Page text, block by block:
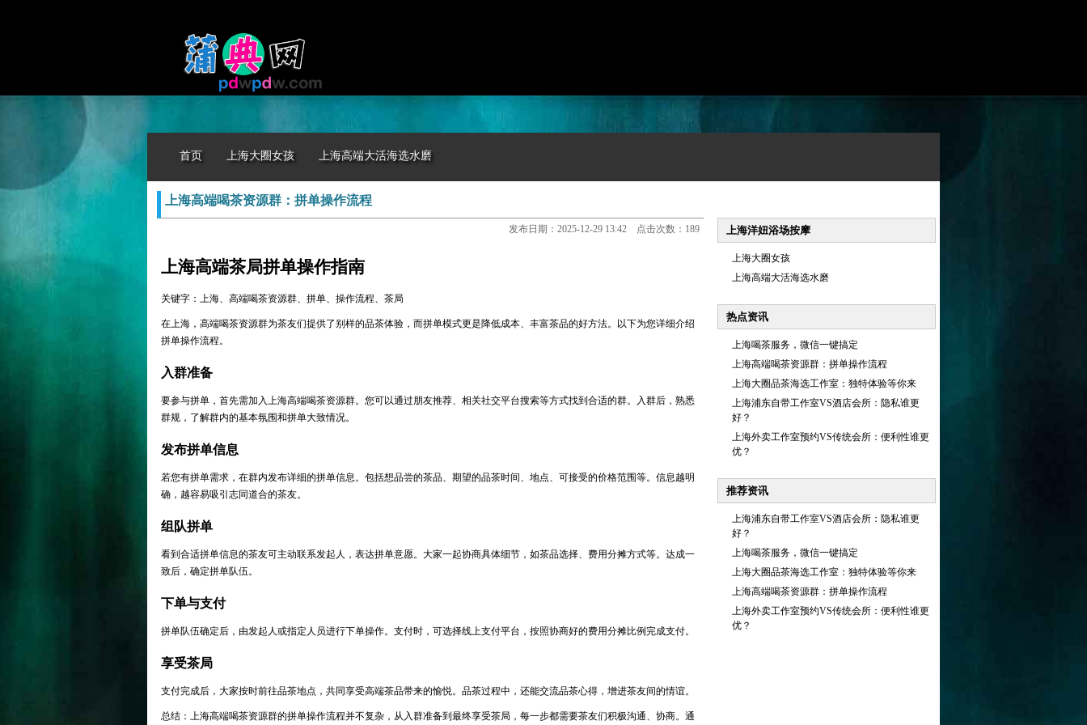
首页 上海大圈女孩 上海高端大活海选水磨
上海高端喝茶资源群：拼单操作流程
发布日期：2025-12-29 13:42 点击次数：189
上海高端茶局拼单操作指南
关键字：上海、高端喝茶资源群、拼单、操作流程、茶局
在上海，高端喝茶资源群为茶友们提供了别样的品茶体验，而拼单模式更是降低成本、丰富茶品的好方法。以下为您详细介绍
拼单操作流程。
入群准备
要参与拼单，首先需加入上海高端喝茶资源群。您可以通过朋友推荐、相关社交平台搜索等方式找到合适的群。入群后，熟悉
群规，了解群内的基本氛围和拼单大致情况。
发布拼单信息
若您有拼单需求，在群内发布详细的拼单信息。包括想品尝的茶品、期望的品茶时间、地点、可接受的价格范围等。信息越明
确，越容易吸引志同道合的茶友。
组队拼单
看到合适拼单信息的茶友可主动联系发起人，表达拼单意愿。大家一起协商具体细节，如茶品选择、费用分摊方式等。达成一
致后，确定拼单队伍。
下单与支付
拼单队伍确定后，由发起人或指定人员进行下单操作。支付时，可选择线上支付平台，按照协商好的费用分摊比例完成支付。
享受茶局
支付完成后，大家按时前往品茶地点，共同享受高端茶品带来的愉悦。品茶过程中，还能交流品茶心得，增进茶友间的情谊。
总结：上海高端喝茶资源群的拼单操作流程并不复杂，从入群准备到最终享受茶局，每一步都需要茶友们积极沟通、协商。通
上海洋妞浴场按摩
上海大圈女孩
上海高端大活海选水磨
热点资讯
上海喝茶服务，微信一键搞定
上海高端喝茶资源群：拼单操作流程
上海大圈品茶海选工作室：独特体验等你来
上海浦东自带工作室VS酒店会所：隐私谁更
好？
上海外卖工作室预约VS传统会所：便利性谁更
优？
推荐资讯
上海浦东自带工作室VS酒店会所：隐私谁更
好？
上海喝茶服务，微信一键搞定
上海大圈品茶海选工作室：独特体验等你来
上海高端喝茶资源群：拼单操作流程
上海外卖工作室预约VS传统会所：便利性谁更
优？